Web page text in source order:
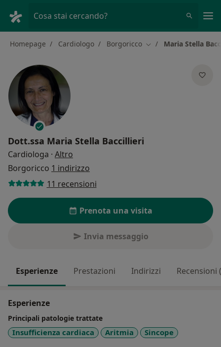
Cosa stai cercando?
Homepage Cardiologo Borgoricco Cambia città
Maria Stella
Dott.ssa Maria Stella Baccillieri
Cardiologa · Altro
Borgoricco 1 indirizzo
11 recensioni
Prenota una visita
Invia messaggio
Esperienze Prestazioni Indirizzi Recensioni
Esperienze
Principali patologie trattate
Insufficienza cardiaca Aritmia Sincope